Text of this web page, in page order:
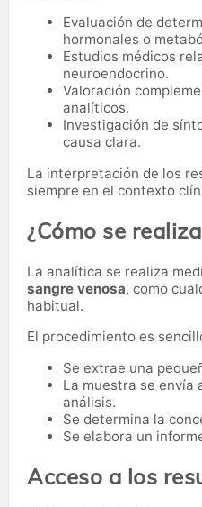
Evaluación de
hormonales o
Estudios médicos
neuroendocrino.
Valoración
analíticos.
Investigación de
causa clara.
La interpretación de los
siempre en el contexto
¿Cómo se
La analítica se realiza
sangre venosa, como
habitual.
El procedimiento es
Se extrae una
La muestra se envía
análisis.
Se determina la
Se elabora un
Acceso a los